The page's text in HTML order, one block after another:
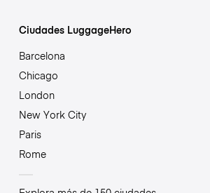
Ciudades LuggageHero
Barcelona
Chicago
London
New York City
Paris
Rome